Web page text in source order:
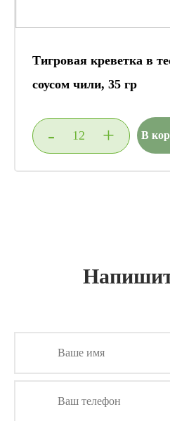
Тигровая креветка в
соусом чили, 35 гр
- + В